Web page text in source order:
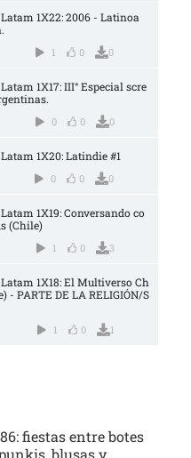
1X22: 2006 - Latinoa
1 0 0
1X17: III° Especial scre
0 0 0
1X20: Latindie #1
0 0 0
1X19: Conversando co
(Chile)
1 0 3
1X18: El Multiverso Ch
- PARTE DE LA RELIGIÓN/S
1 0 1
fiestas entre botes